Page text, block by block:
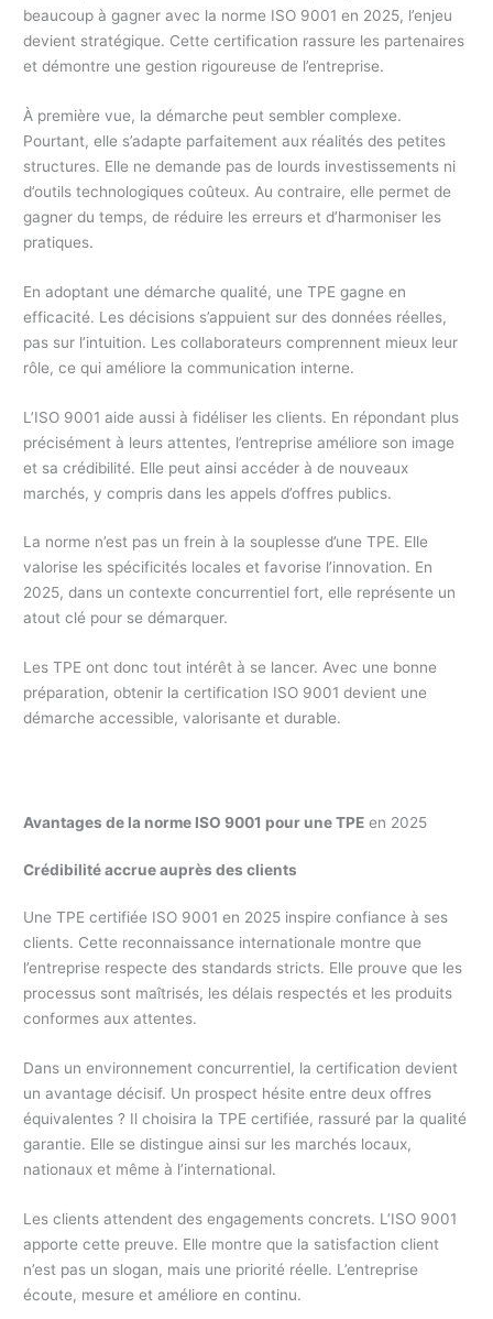
beaucoup à gagner avec la norme ISO 9001 en 2025, l’enjeu
devient stratégique. Cette certification rassure les partenaires
et démontre une gestion rigoureuse de l’entreprise.
À première vue, la démarche peut sembler complexe.
Pourtant, elle s’adapte parfaitement aux réalités des petites
structures. Elle ne demande pas de lourds investissements ni
d’outils technologiques coûteux. Au contraire, elle permet de
gagner du temps, de réduire les erreurs et d’harmoniser les
pratiques.
En adoptant une démarche qualité, une TPE gagne en
efficacité. Les décisions s’appuient sur des données réelles,
pas sur l’intuition. Les collaborateurs comprennent mieux leur
rôle, ce qui améliore la communication interne.
L’ISO 9001 aide aussi à fidéliser les clients. En répondant plus
précisément à leurs attentes, l’entreprise améliore son image
et sa crédibilité. Elle peut ainsi accéder à de nouveaux
marchés, y compris dans les appels d’offres publics.
La norme n’est pas un frein à la souplesse d’une TPE. Elle
valorise les spécificités locales et favorise l’innovation. En
2025, dans un contexte concurrentiel fort, elle représente un
atout clé pour se démarquer.
Les TPE ont donc tout intérêt à se lancer. Avec une bonne
préparation, obtenir la certification ISO 9001 devient une
démarche accessible, valorisante et durable.
Avantages de la norme ISO 9001 pour une TPE en 2025
Crédibilité accrue auprès des clients
Une TPE certifiée ISO 9001 en 2025 inspire confiance à ses
clients. Cette reconnaissance internationale montre que
l’entreprise respecte des standards stricts. Elle prouve que les
processus sont maîtrisés, les délais respectés et les produits
conformes aux attentes.
Dans un environnement concurrentiel, la certification devient
un avantage décisif. Un prospect hésite entre deux offres
équivalentes ? Il choisira la TPE certifiée, rassuré par la qualité
garantie. Elle se distingue ainsi sur les marchés locaux,
nationaux et même à l’international.
Les clients attendent des engagements concrets. L’ISO 9001
apporte cette preuve. Elle montre que la satisfaction client
n’est pas un slogan, mais une priorité réelle. L’entreprise
écoute, mesure et améliore en continu.